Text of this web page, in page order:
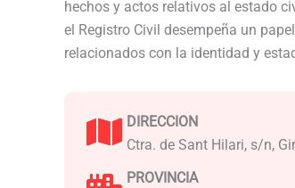
hechos y actos relativos al estado
el Registro Civil desempeña un
relacionados con la identidad y
DIRECCION
Ctra. de Sant Hilari, s/n,
PROVINCIA